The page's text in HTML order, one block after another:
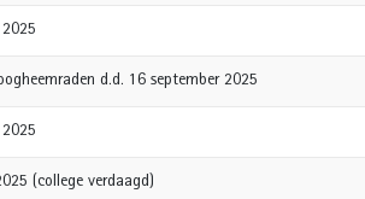
d.d. 16 september 2025
(college verdaagd)